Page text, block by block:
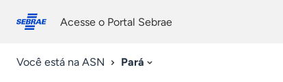
conosco
Acesse o Portal Sebrae
Você está na ASN Pará